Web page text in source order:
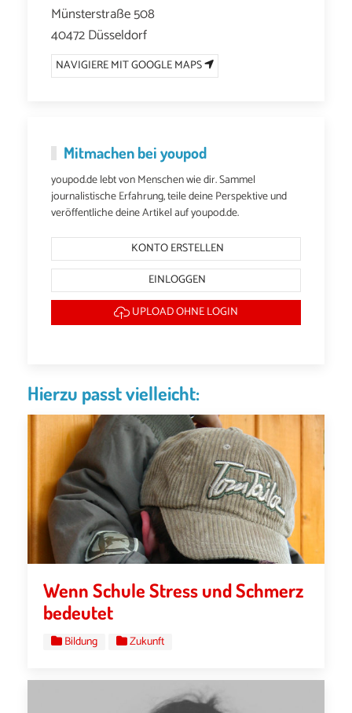
Münsterstraße 508
40472 Düsseldorf
NAVIGIERE MIT GOOGLE MAPS
Mitmachen bei youpod
youpod.de lebt von Menschen wie dir. Sammel
journalistische Erfahrung, teile deine Perspektive und
veröffentliche deine Artikel auf youpod.de.
KONTO ERSTELLEN
EINLOGGEN
UPLOAD OHNE LOGIN
Hierzu passt vielleicht:
Wenn Schule Stress und Schmerz
bedeutet
Bildung Zukunft